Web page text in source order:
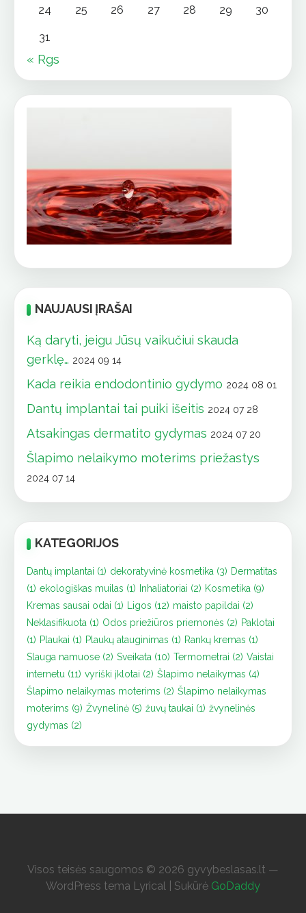
24 25 26 27 28 29 30
31
« Rgs
NAUJAUSI ĮRAŠAI
Ką daryti, jeigu Jūsų vaikučiui skauda
gerklę… 2024 09 14
Kada reikia endodontinio gydymo 2024 08 01
Dantų implantai tai puiki išeitis 2024 07 28
Atsakingas dermatito gydymas 2024 07 20
Šlapimo nelaikymo moterims priežastys
2024 07 14
KATEGORIJOS
Dantų implantai (1) dekoratyvinė kosmetika (3) Dermatitas
(1) ekologiškas muilas (1) Inhaliatoriai (2) Kosmetika (9)
Kremas sausai odai (1) Ligos (12) maisto papildai (2)
Neklasifikuota (1) Odos priežiūros priemonės (2) Paklotai
(1) Plaukai (1) Plaukų atauginimas (1) Rankų kremas (1)
Slauga namuose (2) Sveikata (10) Termometrai (2) Vaistai
internetu (11) vyriški įklotai (2) Šlapimo nelaikymas (4)
Šlapimo nelaikymas moterims (2) Šlapimo nelaikymas
moterims (9) Žvynelinė (5) žuvų taukai (1) žvynelinės
gydymas (2)
Visos teisės saugomos © 2026 gyvybeslasas.lt —
WordPress tema Lyrical | Sukūrė GoDaddy